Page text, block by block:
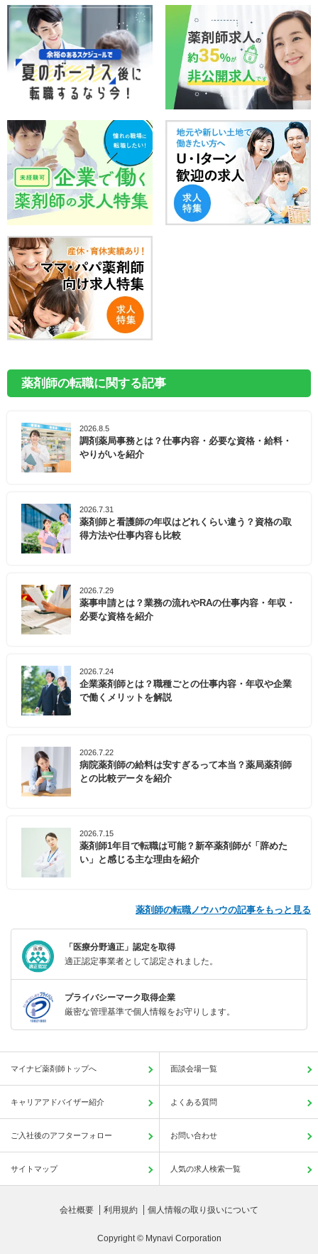
薬剤師の転職に関する記事
2026.8.5
調剤薬局事務とは？仕事内容・必要な資格・給料・
やりがいを紹介
2026.7.31
薬剤師と看護師の年収はどれくらい違う？資格の取
得方法や仕事内容も比較
2026.7.29
薬事申請とは？業務の流れやRAの仕事内容・年収・
必要な資格を紹介
2026.7.24
企業薬剤師とは？職種ごとの仕事内容・年収や企業
で働くメリットを解説
2026.7.22
病院薬剤師の給料は安すぎるって本当？薬局薬剤師
との比較データを紹介
2026.7.15
薬剤師1年目で転職は可能？新卒薬剤師が「辞めた
い」と感じる主な理由を紹介
薬剤師の転職ノウハウの記事をもっと見る
「医療分野適正」認定を取得
適正認定事業者として認定されました。
プライバシーマーク取得企業
厳密な管理基準で個人情報をお守りします。
マイナビ薬剤師トップへ 面談会場一覧
キャリアアドバイザー紹介 よくある質問
ご入社後のアフターフォロー お問い合わせ
サイトマップ 人気の求人検索一覧
会社概要 利用規約 個人情報の取り扱いについて
Copyright © Mynavi Corporation